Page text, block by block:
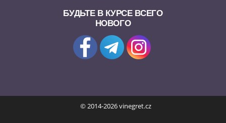
БУДЬТЕ В КУРСЕ ВСЕГО
НОВОГО
© 2014-2026 vinegret.cz